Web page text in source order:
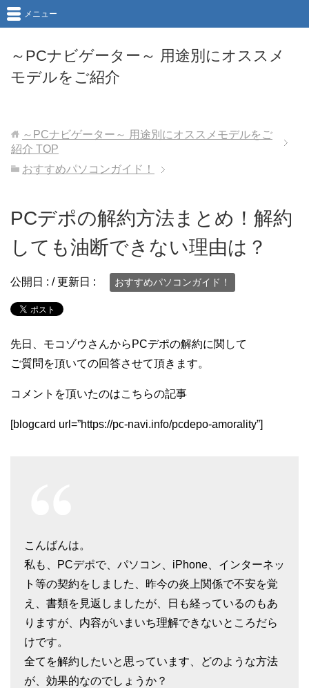
～PCナビゲーター～ 用途別にオススメ
モデルをご紹介
メニュー
～PCナビゲーター～ 用途別にオススメモデルをご
紹介 TOP
おすすめパソコンガイド！
PCデポの解約方法まとめ！解約
しても油断できない理由は？
公開日 : / 更新日 : おすすめパソコンガイド！
先日、モコゾウさんからPCデポの解約に関して
ご質問を頂いての回答させて頂きます。
コメントを頂いたのはこちらの記事
[blogcard url=”https://pc-navi.info/pcdepo-amorality”]
こんばんは。
私も、PCデポで、パソコン、iPhone、インターネッ
ト等の契約をしました、昨今の炎上関係で不安を覚
え、書類を見返しましたが、日も経っているのもあ
りますが、内容がいまいち理解できないところだら
けです。
全てを解約したいと思っています、どのような方法
が、効果的なのでしょうか？